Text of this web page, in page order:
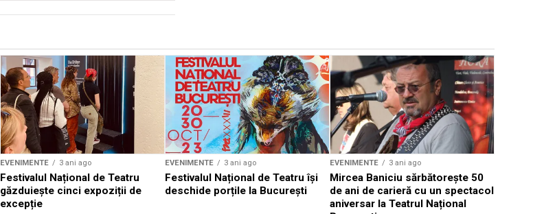
EVENIMENTE 3 ani ago
Festivalul Național de Teatru
găzduiește cinci expoziții de
excepție
EVENIMENTE 3 ani ago
Festivalul Național de Teatru își
deschide porțile la București
EVENIMENTE 3 ani ago
Mircea Baniciu sărbătorește 50
de ani de carieră cu un spectacol
aniversar la Teatrul Național